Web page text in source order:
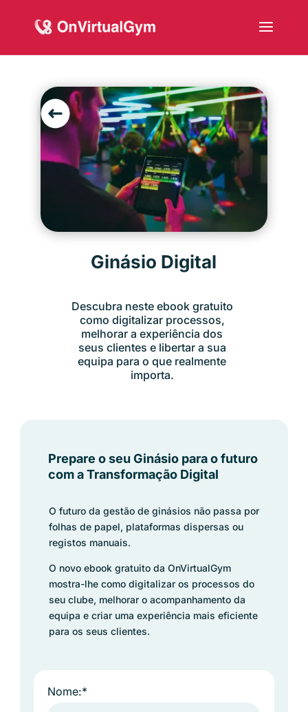
Ginásio Digital
Descubra neste ebook gratuito
como digitalizar processos,
melhorar a experiência dos
seus clientes e libertar a sua
equipa para o que realmente
importa.
Prepare o seu Ginásio para o futuro
com a Transformação Digital
O futuro da gestão de ginásios não passa por
folhas de papel, plataformas dispersas ou
registos manuais.
O novo ebook gratuito da OnVirtualGym
mostra-lhe como digitalizar os processos do
seu clube, melhorar o acompanhamento da
equipa e criar uma experiência mais eficiente
para os seus clientes.
Nome:*